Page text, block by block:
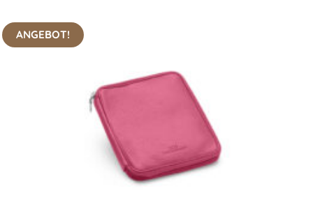
ANGEBOT!